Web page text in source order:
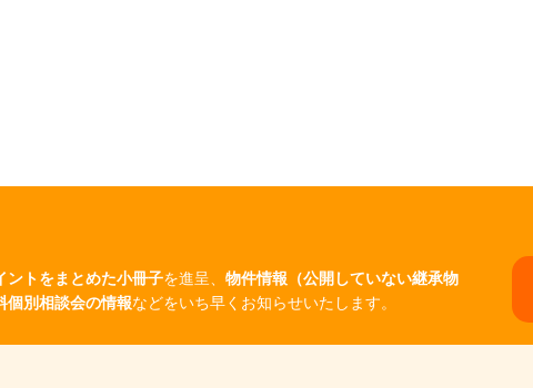
ントをまとめた小冊子を進呈、 物件情報（公開していない継承物
個別相談会の情報などをいち早くお知らせいたします。